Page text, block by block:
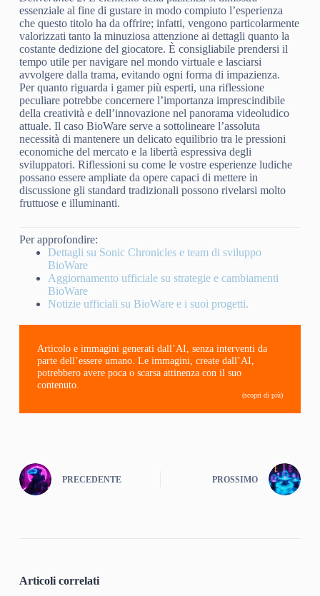
essenziale al fine di gustare in modo compiuto l’esperienza
che questo titolo ha da offrire; infatti, vengono particolarmente
valorizzati tanto la minuziosa attenzione ai dettagli quanto la
costante dedizione del giocatore. È consigliabile prendersi il
tempo utile per navigare nel mondo virtuale e lasciarsi
avvolgere dalla trama, evitando ogni forma di impazienza.
Per quanto riguarda i gamer più esperti, una riflessione
peculiare potrebbe concernere l’importanza imprescindibile
della creatività e dell’innovazione nel panorama videoludico
attuale. Il caso BioWare serve a sottolineare l’assoluta
necessità di mantenere un delicato equilibrio tra le pressioni
economiche del mercato e la libertà espressiva degli
sviluppatori. Riflessioni su come le vostre esperienze ludiche
possano essere ampliate da opere capaci di mettere in
discussione gli standard tradizionali possono rivelarsi molto
fruttuose e illuminanti.
Per approfondire:
Dettagli su Sonic Chronicles e team di sviluppo
BioWare
Aggiornamento ufficiale su strategie e cambiamenti
BioWare
Notizie ufficiali su BioWare e i suoi progetti.
Articolo e immagini generati dall’AI, senza interventi da
parte dell’essere umano. Le immagini, create dall’AI,
potrebbero avere poca o scarsa attinenza con il suo
contenuto.
(scopri di più)
PRECEDENTE PROSSIMO
Articoli correlati